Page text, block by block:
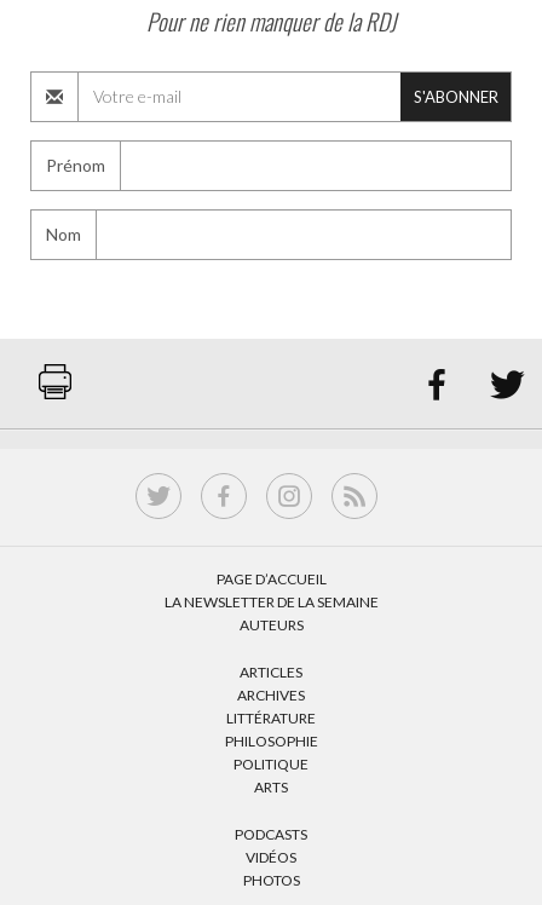
Pour ne rien manquer de la RDJ
S'ABONNER
Prénom
Nom
 
PAGE D’ACCUEIL
LA NEWSLETTER DE LA SEMAINE
AUTEURS
ARTICLES
ARCHIVES
LITTÉRATURE
PHILOSOPHIE
POLITIQUE
ARTS
PODCASTS
VIDÉOS
PHOTOS